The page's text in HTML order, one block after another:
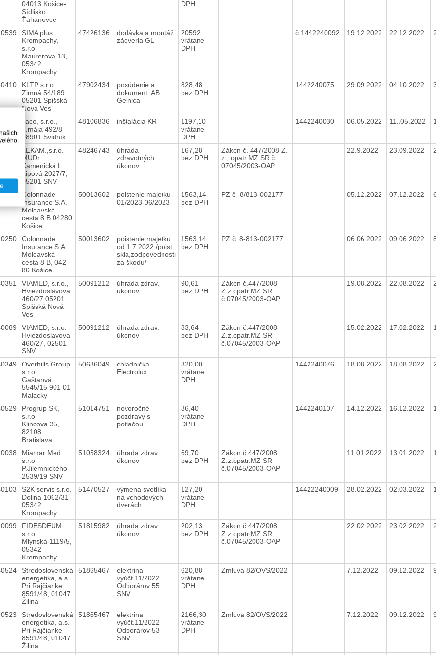
04013 Košice-
Sídlisko
Ťahanovce
DPH
SIMA plus
Krompachy,
s.r.o.
Maurerova 13,
05342
Krompachy
47426136
dodávka a montáž
zádveria GL
20592
vrátane
DPH
č.1442240092 19.12.2022 22.12.2022
KLTP s.r.o.
Zimná 54/189
05201 Spišská
Nová Ves
47902434
posúdenie a
dokument. AB
Gelnica
828,48
bez DPH
1442240075 29.09.2022 04.10.2022
Jaco, s.r.o.,
8.mája 492/8
08901 Svidník
48106836 inštalácia KR
1197,10
vrátane
DPH
1442240030 06.05.2022 11..05.2022
LEKAM.,s.r.o.
MUDr.
Kamenická L.
Lipová 2027/7,
05201 SNV
48246743
úhrada
zdravotných
úkonov
167,28
bez DPH
Zákon č. 447/2008 Z.
z., opatr.MZ SR č.
07045/2003-OAP
22.9.2022 23.09.2022
Colonnade
Insurance S.A.
Moldavská
cesta 8 B 04280
Košice
50013602
poistenie majetku
01/2023-06/2023
1563,14
bez DPH
PZ č- 8/813-002177 05.12.2022 07.12.2022
Colonnade
Insurance S.A
Moldavská
cesta 8 B, 042
80 Košice
50013602
poistenie majetku
od 1.7.2022 /poist.
skla,zodpovednosti
za škodu/
1563,14
bez DPH
PZ č. 8-813-002177 06.06.2022 09.06.2022
VIAMED, s.r.o.,
Hviezdoslavova
460/27 05201
Spišská Nová
Ves
50091212
úhrada zdrav.
úkonov
90,61
bez DPH
Zákon č.447/2008
Z.z.opatr.MZ SR
č.07045/2003-OAP
19.08.2022 22.08.2022
VIAMED, s.r.o.
Hviezdoslavova
460/27, 02501
SNV
50091212
úhrada zdrav.
úkonov
83,64
bez DPH
Zákon č.447/2008
Z.z.opatr.MZ SR
č.07045/2003-OAP
15.02.2022 17.02.2022
Overhills Group
s.r.o.
Gaštanvá
5545/15 901 01
Malacky
50636049
chladnička
Electrolux
320,00
vrátane
DPH
1442240076 18.08.2022 18.08.2022
Progrup SK,
s.r.o.
Klincova 35,
82108
Bratislava
51014751
novoročné
pozdravy s
potlačou
86,40
vrátane
DPH
1442240107 14.12.2022 16.12.2022
Miamar Med
s.r.o.
P.Jilemnického
2539/19 SNV
51058324
úhrada zdrav.
úkonov
69,70
bez DPH
Zákon č.447/2008
Z.z.opatr.MZ SR
č.07045/2003-OAP
11.01.2022 13.01.2022
S2K servis s.r.o.
Dolina 1062/31
05342
Krompachy
51470527
výmena svetlíka
na vchodových
dverách
127,20
vrátane
DPH
14422240009 28.02.2022 02.03.2022
FIDESDEUM
s.r.o.
Mlynská 1119/5,
05342
Krompachy
51815982
úhrada zdrav.
úkonov
202,13
bez DPH
Zákon č.447/2008
Z.z.opatr.MZ SR
č.07045/2003-OAP
22.02.2022 23.02.2022
Stredoslovenská
energetika, a.s.
Pri Rajčianke
8591/48, 01047
Žilina
51865467
elektrina
vyúčt.11/2022
Odborárov 55
SNV
620,88
vrátane
DPH
Zmluva 82/OVS/2022 7.12.2022 09.12.2022
Stredoslovenská
energetika, a.s.
Pri Rajčianke
8591/48, 01047
Žilina
51865467
elektrina
vyúčt.11/2022
Odborárov 53
SNV
2166,30
vrátane
DPH
Zmluva 82/OVS/2022 7.12.2022 09.12.2022